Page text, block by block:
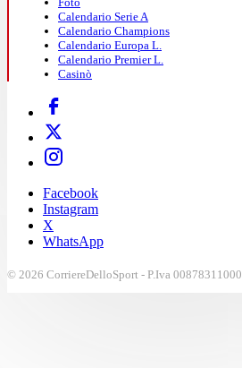
Calendario Serie A
Calendario Champions
Calendario Europa L.
Calendario Premier L.
Casinò
Facebook
Instagram
X
WhatsApp
© 2026 CorriereDelloSport - P.Iva 00878311000